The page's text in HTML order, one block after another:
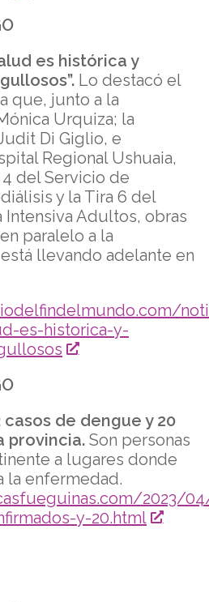
es histórica y
Lo destacó el
que, junto a la
Urquiza; la
Di Giglio, e
Regional Ushuaia,
del Servicio de
y la Tira 6 del
Intensiva Adultos, obras
paralelo a la
llevando adelante en
es-historica-y-
de dengue y 20
provincia. Son personas
a lugares donde
la enfermedad.
2023/
y-20.html